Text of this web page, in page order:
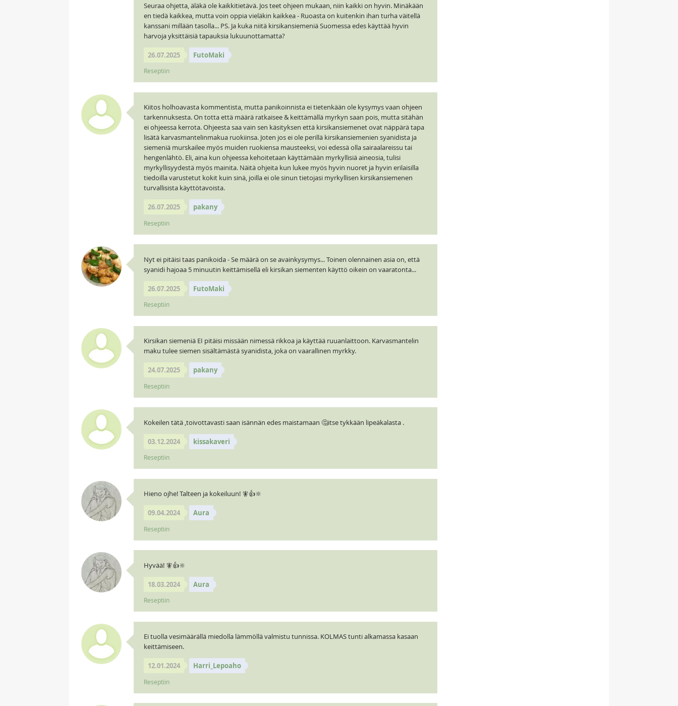
Seuraa ohjetta, äläkä ole kaikkitietävä. Jos teet ohjeen mukaan, niin kaikki on hyvin. Minäkään
en tiedä kaikkea, mutta voin oppia vieläkin kaikkea - Ruoasta on kuitenkin ihan turha väitellä
kanssani millään tasolla... PS. Ja kuka niitä kirsikansiemeniä Suomessa edes käyttää hyvin
harvoja yksittäisiä tapauksia lukuunottamatta?
26.07.2025 FutoMaki
Reseptiin
Kiitos holhoavasta kommentista, mutta panikoinnista ei tietenkään ole kysymys vaan ohjeen
tarkennuksesta. On totta että määrä ratkaisee & keittämällä myrkyn saan pois, mutta sitähän
ei ohjeessa kerrota. Ohjeesta saa vain sen käsityksen että kirsikansiemenet ovat näppärä tapa
lisätä karvasmantelinmakua ruokiinsa. Joten jos ei ole perillä kirsikansiemenien syanidista ja
siemeniä murskailee myös muiden ruokiensa mausteeksi, voi edessä olla sairaalareissu tai
hengenlähtö. Eli, aina kun ohjeessa kehoitetaan käyttämään myrkyllisiä aineosia, tulisi
myrkyllisyydestä myös mainita. Näitä ohjeita kun lukee myös hyvin nuoret ja hyvin erilaisilla
tiedoilla varustetut kokit kuin sinä, joilla ei ole sinun tietojasi myrkyllisen kirsikansiemenen
turvallisista käyttötavoista.
26.07.2025 pakany
Reseptiin
Nyt ei pitäisi taas panikoida - Se määrä on se avainkysymys... Toinen olennainen asia on, että
syanidi hajoaa 5 minuutin keittämisellä eli kirsikan siementen käyttö oikein on vaaratonta...
26.07.2025 FutoMaki
Reseptiin
Kirsikan siemeniä EI pitäisi missään nimessä rikkoa ja käyttää ruuanlaittoon. Karvasmantelin
maku tulee siemen sisältämästä syanidista, joka on vaarallinen myrkky.
24.07.2025 pakany
Reseptiin
Kokeilen tätä ,toivottavasti saan isännän edes maistamaan 🤔itse tykkään lipeäkalasta .
03.12.2024 kissakaveri
Reseptiin
Hieno ojhe! Talteen ja kokeiluun! 🧚👍🔆
09.04.2024 Aura
Reseptiin
Hyvää! 🧚👍🔆
18.03.2024 Aura
Reseptiin
Ei tuolla vesimäärällä miedolla lämmöllä valmistu tunnissa. KOLMAS tunti alkamassa kasaan
keittämiseen.
12.01.2024 Harri_Lepoaho
Reseptiin